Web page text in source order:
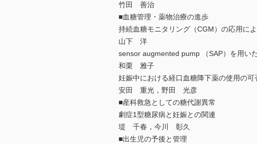
竹田 善治
■血糖管理・薬物治療の進歩
持続血糖モニタリング（CGM）の応用に
山下 洋
sensor augmented pump （SAP）を用い
和栗 雅子
妊娠中における経口血糖降下薬の使用の可
安田 重光，野田 光彦
■産科救急としての糖代謝異常
劇症1型糖尿病と妊娠との関連
堤 千春，今川 彰久
■出生児の予後と管理